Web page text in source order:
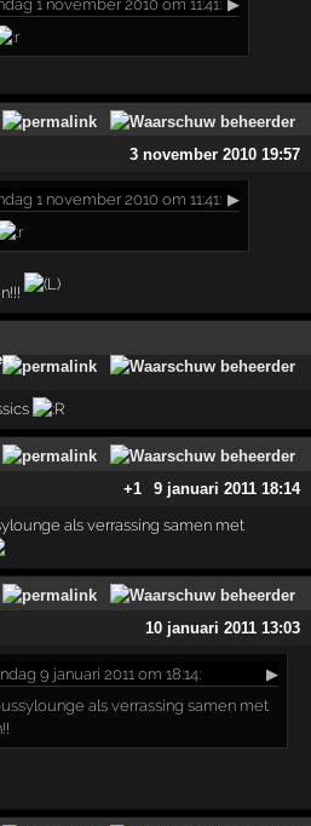
1 november 2010 om 11:41: ▶
3 november 2010 19:57
1 november 2010 om 11:41: ▶
+1
9 januari 2011 18:14
als verrassing samen met
10 januari 2011 13:03
9 januari 2011 om 18:14:
▶
als verrassing samen met